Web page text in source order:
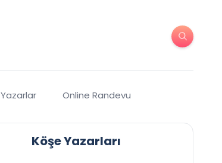
Yazarlar Online Randevu
Köşe Yazarları